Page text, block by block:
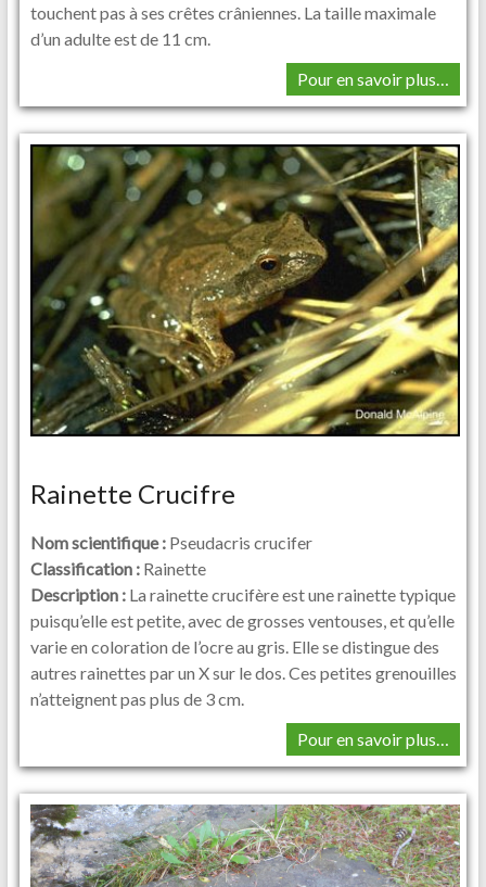
touchent pas à ses crêtes crâniennes. La taille maximale
d’un adulte est de 11 cm.
Pour en savoir plus…
Rainette Crucifre
Nom scientifique :Pseudacris crucifer
Classification :Rainette
Description :La rainette crucifère est une rainette typique
puisqu’elle est petite, avec de grosses ventouses, et qu’elle
varie en coloration de l’ocre au gris. Elle se distingue des
autres rainettes par un X sur le dos. Ces petites grenouilles
n’atteignent pas plus de 3 cm.
Pour en savoir plus…